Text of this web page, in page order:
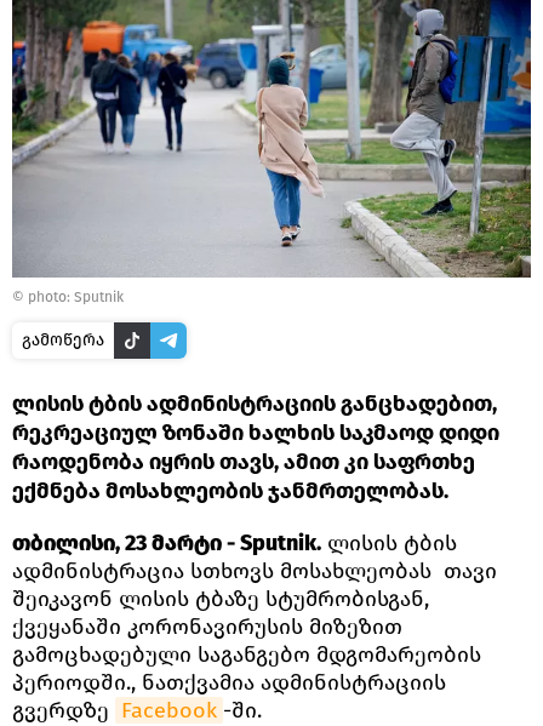
© photo: Sputnik
გამოწერა
ლისის ტბის ადმინისტრაციის განცხადებით,
რეკრეაციულ ზონაში ხალხის საკმაოდ დიდი
რაოდენობა იყრის თავს, ამით კი საფრთხე
ექმნება მოსახლეობის ჯანმრთელობას.
თბილისი, 23 მარტი - Sputnik. ლისის ტბის
ადმინისტრაცია სთხოვს მოსახლეობას თავი
შეიკავონ ლისის ტბაზე სტუმრობისგან,
ქვეყანაში კორონავირუსის მიზეზით
გამოცხადებული საგანგებო მდგომარეობის
პერიოდში., ნათქვამია ადმინისტრაციის
გვერდზე Facebook -ში.